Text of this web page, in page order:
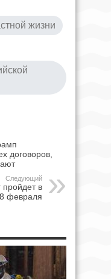
жизни
договоров,
Следующий
в
февраля